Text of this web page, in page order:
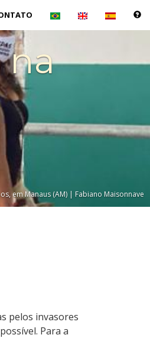
na
em Manaus (AM) | Fabiano Maisonnave
pelos invasores
Para a